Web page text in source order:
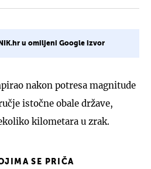
u omiljeni Google izvor
nakon potresa magnitude
istočne obale države,
kilometara u zrak.
SE PRIČA